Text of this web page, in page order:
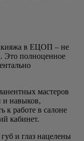
в ЕЦОП – не
Это полноценное
мастеров
и навыков,
к работе в салоне
кабинет.
и глаз нацелены